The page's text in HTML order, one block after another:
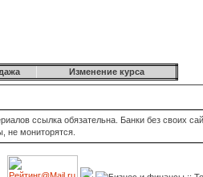
Изменение курса
ссылка обязательна. Банки без своих
не мониторятся.